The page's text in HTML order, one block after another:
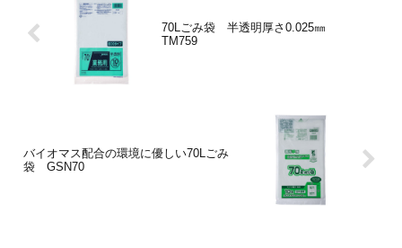
70Lごみ袋 半透明厚さ0.025㎜
TM759
バイオマス配合の環境に優しい70Lごみ
袋 GSN70